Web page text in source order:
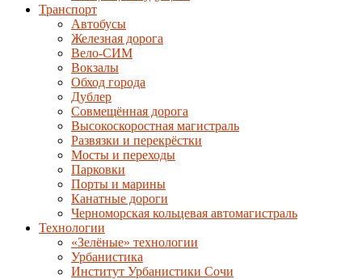
Транспорт
Автобусы
Железная дорога
Вело-СИМ
Вокзалы
Обход города
Дублер
Совмещённая дорога
Высокоскоростная магистраль
Развязки и перекрёстки
Мосты и переходы
Парковки
Порты и марины
Канатные дороги
Черноморская кольцевая автомагистраль
Технологии
«Зелёные» технологии
Урбанистика
Институт Урбанистики Сочи